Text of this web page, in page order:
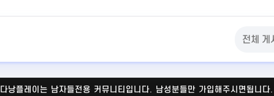
다낭플레이는 남자들전용 커뮤니티입니다. 남성분들만 가입해주시면됩니다.